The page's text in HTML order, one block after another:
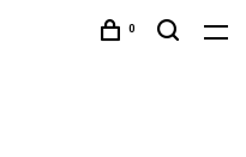
0